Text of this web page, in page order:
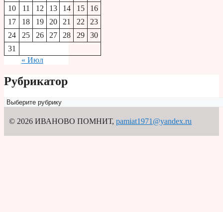
10
11 12 13 14 15
16
17
18 19 20 21 22
23
24
25 26 27 28 29
30
31
« Июл
Рубрикатор
Рубрикатор
© 2026 ИВАНОВО ПОМНИТ, pamiat1971@yandex.ru